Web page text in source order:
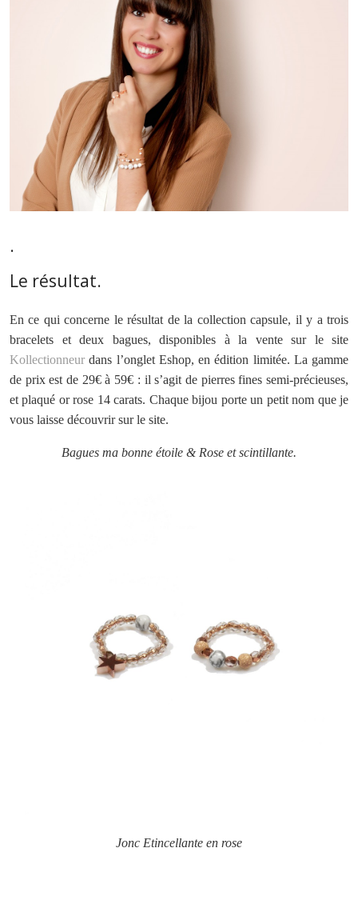
.
Le résultat.
En ce qui concerne le résultat de la collection capsule, il y a trois
bracelets et deux bagues, disponibles à la vente sur le site
Kollectionneur dans l’onglet Eshop, en édition limitée. La gamme
de prix est de 29€ à 59€ : il s’agit de pierres fines semi-précieuses,
et plaqué or rose 14 carats. Chaque bijou porte un petit nom que je
vous laisse découvrir sur le site.
Bagues ma bonne étoile & Rose etscintillante.
Jonc Etincellante en rose